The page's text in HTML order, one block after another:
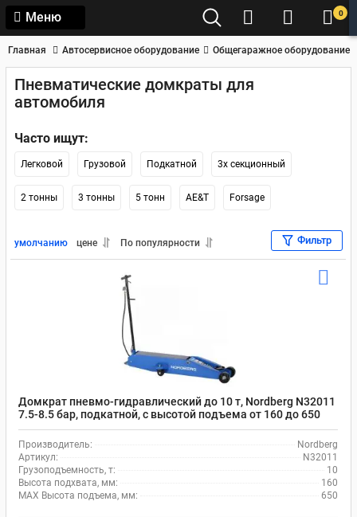
Меню 0
Главная Автосервисное оборудование Общегаражное оборудование
Пневматические домкраты для
автомобиля
Часто ищут:
Легковой Грузовой Подкатной 3х секционный
2 тонны 3 тонны 5 тонн AE&T Forsage
умолчанию цене По популярности Фильтр
Домкрат пневмо-гидравлический до 10 т, Nordberg N32011
7.5-8.5 бар, подкатной, с высотой подъема от 160 до 650
мм
Производитель:
Nordberg
Артикул:
N32011
Грузоподъемность, т:
10
Высота подхвата, мм:
160
MAX Высота подъема, мм:
650